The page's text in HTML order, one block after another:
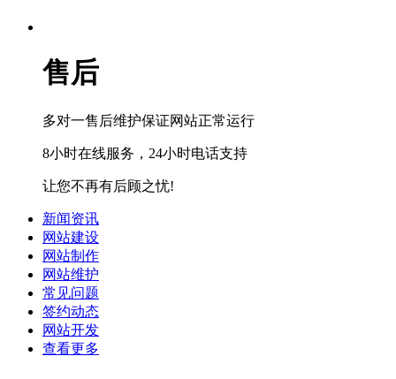
售后
多对一售后维护保证网站正常运行
8小时在线服务，24小时电话支持
让您不再有后顾之忧!
新闻资讯
网站建设
网站制作
网站维护
常见问题
签约动态
网站开发
查看更多